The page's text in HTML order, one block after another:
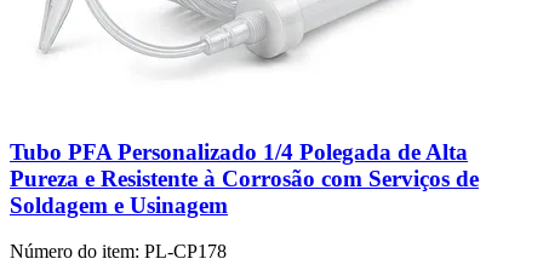
Tubo PFA Personalizado 1/4 Polegada de Alta
Pureza e Resistente à Corrosão com Serviços de
Soldagem e Usinagem
Número do item: PL-CP178